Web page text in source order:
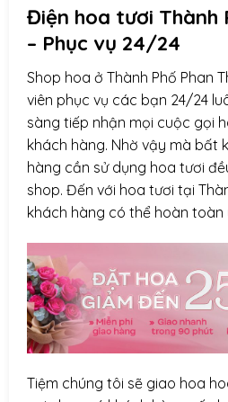
Điện hoa tươi Thành
– Phục vụ 24/24
Shop hoa ở Thành Phố Phan
viên phục vụ các bạn 24/24
sàng tiếp nhận mọi cuộc gọi
khách hàng. Nhờ vậy mà bất
hàng cần sử dụng hoa tươi
shop. Đến với hoa tươi tại
khách hàng có thể hoàn toàn
Tiệm chúng tôi sẽ giao hoa